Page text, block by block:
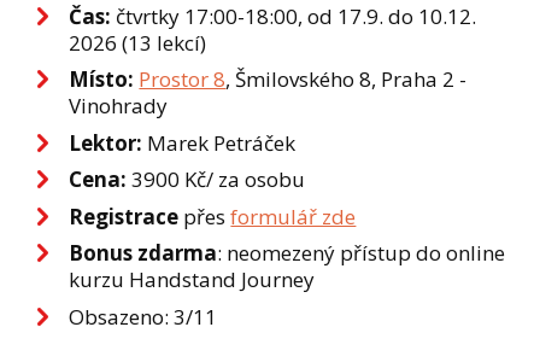
Čas: čtvrtky 17:00-18:00, od 17.9. do 10.12.
2026 (13 lekcí)
Místo: Prostor 8, Šmilovského 8, Praha 2 -
Vinohrady
Lektor: Marek Petráček
Cena: 3900 Kč/ za osobu
Registrace přesformulář zde
Bonus zdarma: neomezený přístup do online
kurzu Handstand Journey
Obsazeno: 3/11